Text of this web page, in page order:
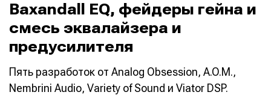
Baxandall EQ, фейдеры гейна и
смесь эквалайзера и
предусилителя
Пять разработок от Analog Obsession, A.O.M.,
Nembrini Audio, Variety of Sound и Viator DSP.